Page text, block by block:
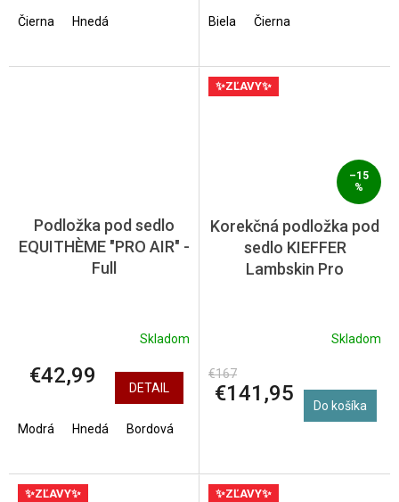
Čierna Hnedá Biela Čierna
Podložka pod sedlo
EQUITHÈME "PRO AIR" -
Full
Skladom
€42,99 DETAIL
Modrá Hnedá Bordová
✨ZĽAVY✨
–15
%
Korekčná podložka pod
sedlo KIEFFER
Lambskin Pro
Skladom
€167
€141,95 Do košíka
✨ZĽAVY✨ ✨ZĽAVY✨